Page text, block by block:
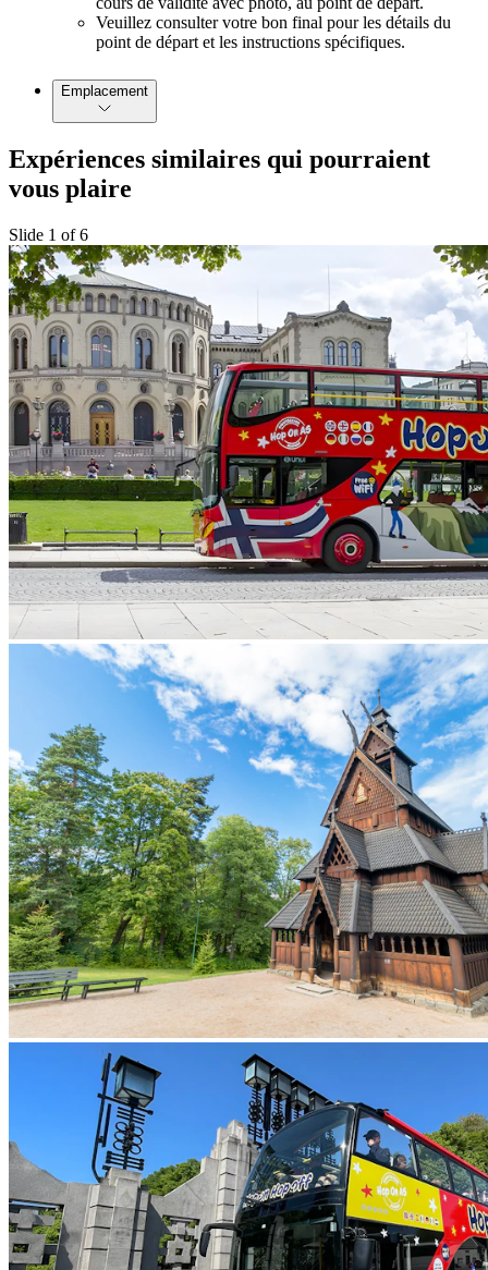
Veuillez consulter votre bon final pour les détails du
point de départ et les instructions spécifiques.
Emplacement
Expériences similaires qui pourraient
vous plaire
Slide 1 of 6